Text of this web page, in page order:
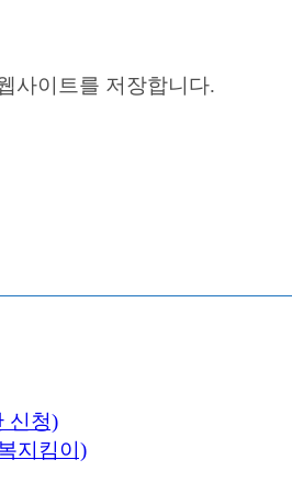
사이트를 저장합니다.
신청)
지킴이)